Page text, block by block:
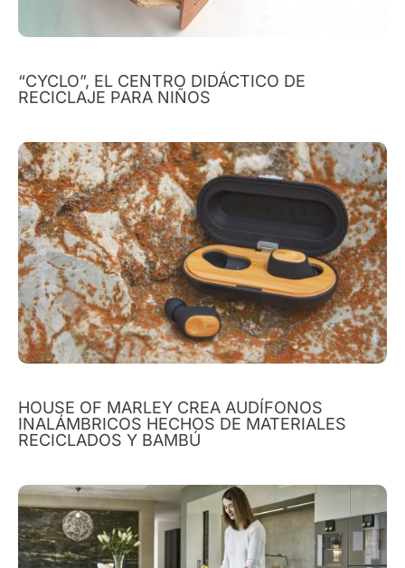
“CYCLO”, EL CENTRO DIDÁCTICO DE
RECICLAJE PARA NIÑOS
HOUSE OF MARLEY CREA AUDÍFONOS
INALÁMBRICOS HECHOS DE MATERIALES
RECICLADOS Y BAMBÚ